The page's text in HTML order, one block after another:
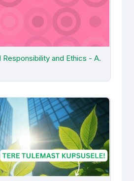
and Ethics - A.
and Ethics (HKE170)